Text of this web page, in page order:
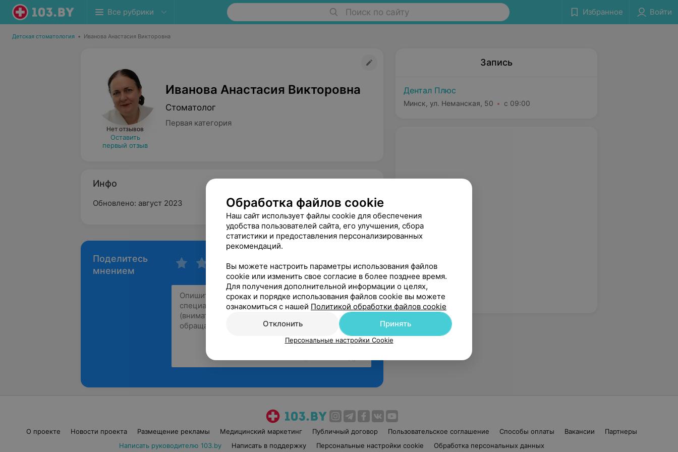
Все рубрики Поиск по сайту Избранное Войти
Детская стоматология • Иванова Анастасия Викторовна
Нет отзывов
Оставить
первый отзыв
Иванова Анастасия Викторовна
Стоматолог
Первая категория
Инфо
Обновлено: август 2023
Поделитесь
мнением
Запись
Дентал Плюс
Минск, ул. Неманская, 50 с 09:00
О проекте Новости проекта Размещение рекламы Медицинский маркетинг Публичный договор Пользовательское соглашение Способы оплаты Вакансии
Партнеры
Написать руководителю 103.by
Написать в поддержку Персональные настройки cookie Обработка персональных данных
Обработка файлов cookie
Наш сайт использует файлы cookie для обеспечения
удобства пользователей сайта, его улучшения, сбора
статистики и предоставления персонализированных
рекомендаций.
Вы можете настроить параметры использования файлов
cookie или изменить свое согласие в более позднее время.
Для получения дополнительной информации о целях,
сроках и порядке использования файлов cookie вы можете
ознакомиться с нашей Политикой обработки файлов cookie
Отклонить
Принять
Персональные настройки Cookie